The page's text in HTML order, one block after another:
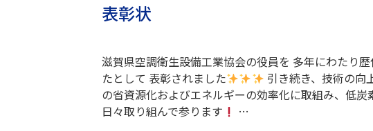
表彰状
滋賀県空調衛生設備工業協会の役員を 多年にわたり
たとして 表彰されました
引き続き、技術の向
の省資源化およびエネルギーの効率化に取組み、低
日々取り組んで参ります
…